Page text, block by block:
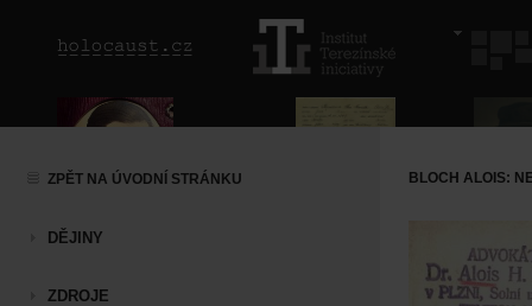
ZPĚT NA ÚVODNÍ STRÁNKU
DĚJINY
ZDROJE
BLOCH ALOIS: